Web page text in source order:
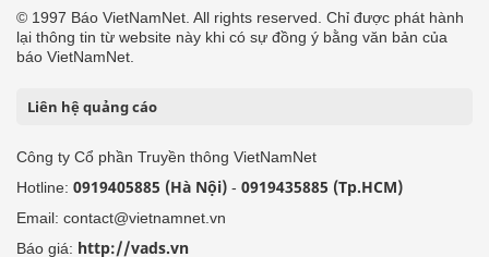
© 1997 Báo VietNamNet. All rights reserved. Chỉ được phát hành
lại thông tin từ website này khi có sự đồng ý bằng văn bản của
báo VietNamNet.
Liên hệ quảng cáo
Công ty Cổ phần Truyền thông VietNamNet
Hotline: 0919405885 (Hà Nội) - 0919435885 (Tp.HCM)
Email: contact@vietnamnet.vn
Báo giá: http://vads.vn